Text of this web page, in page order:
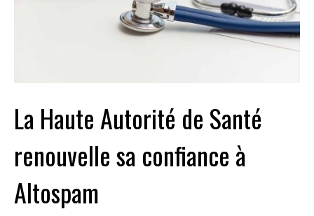
La Haute Autorité de Santé
renouvelle sa confiance à
Altospam